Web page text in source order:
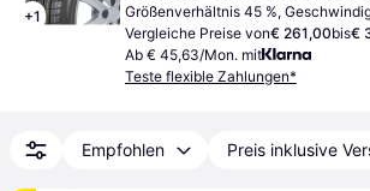
+1
Größenverhältnis 45 %,
(300 km/h)
Vergleiche Preise von€ 261,00bis€
Ab € 45,63/Mon. mit
Teste flexible Zahlungen*
Empfohlen Preis inklusive